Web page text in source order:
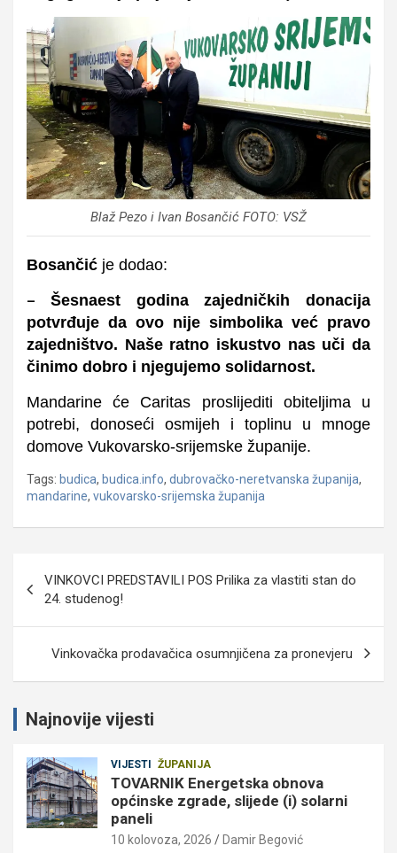
Blaž Pezo i Ivan Bosančić FOTO: VSŽ
Bosančić je dodao:
– Šesnaest godina zajedničkih donacija
potvrđuje da ovo nije simbolika već pravo
zajedništvo. Naše ratno iskustvo nas uči da
činimo dobro i njegujemo solidarnost.
Mandarine će Caritas proslijediti obiteljima u
potrebi, donoseći osmijeh i toplinu u mnoge
domove Vukovarsko-srijemske županije.
Tags: budica, budica.info, dubrovačko-neretvanska županija,
mandarine, vukovarsko-srijemska županija
objava
VINKOVCI PREDSTAVILI POS Prilika za vlastiti stan do
24. studenog!
Vinkovačka prodavačica osumnjičena za pronevjeru
Najnovije vijesti
VIJESTI ŽUPANIJA
TOVARNIK Energetska obnova
općinske zgrade, slijede (i) solarni
paneli
10 kolovoza, 2026 Damir Begović